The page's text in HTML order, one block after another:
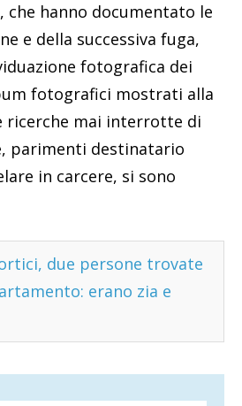
che hanno documentato le
e della successiva fuga,
fotografica dei
fotografici mostrati alla
ricerche mai interrotte di
parimenti destinatario
in carcere, si sono
due persone trovate
erano zia e